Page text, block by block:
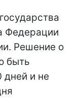
Федерации
Решение о
быть
дней и не